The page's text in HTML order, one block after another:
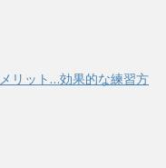
リット…効果的な練習方